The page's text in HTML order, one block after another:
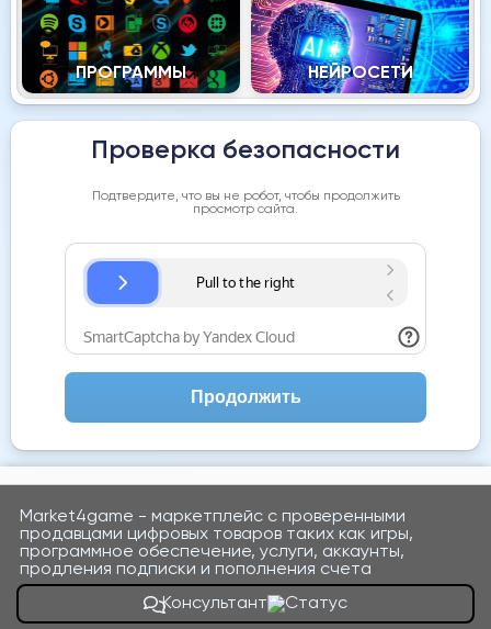
ПРОГРАММЫ НЕЙРОСЕТИ
Проверка безопасности
Подтвердите, что вы не робот, чтобы продолжить
просмотр сайта.
Продолжить
Market4game - маркетплейс с проверенными
продавцами цифровых товаров таких как игры,
программное обеспечение, услуги, аккаунты,
продления подписки и пополнения счета
Консультант